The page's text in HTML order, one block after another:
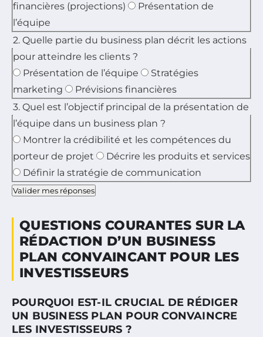
financières (projections)
Présentation de
l’équipe
2. Quelle partie du business plan décrit les actions
pour atteindre les clients ?
Présentation de l’équipe
Stratégies
marketing
Prévisions financières
3. Quel est l’objectif principal de la présentation de
l’équipe dans un business plan ?
Montrer la crédibilité et les compétences du
porteur de projet
Décrire les produits et services
Définir la stratégie de communication
Valider mes réponses
QUESTIONS COURANTES SUR LA
RÉDACTION D’UN BUSINESS
PLAN CONVAINCANT POUR LES
INVESTISSEURS
POURQUOI EST-IL CRUCIAL DE RÉDIGER
UN BUSINESS PLAN POUR CONVAINCRE
LES INVESTISSEURS ?